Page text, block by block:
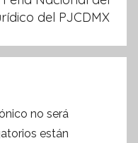
del PJCDMX
no será
están